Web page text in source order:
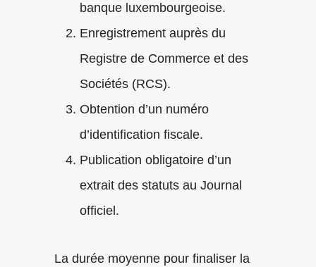
banque luxembourgeoise.
Enregistrement auprès du
Registre de Commerce et des
Sociétés (RCS).
Obtention d’un numéro
d’identification fiscale.
Publication obligatoire d’un
extrait des statuts au Journal
officiel.
La durée moyenne pour finaliser la